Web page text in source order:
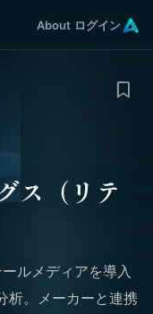
About ログイン
ス（リテ
ルメディアを導入
析。メーカーと連携